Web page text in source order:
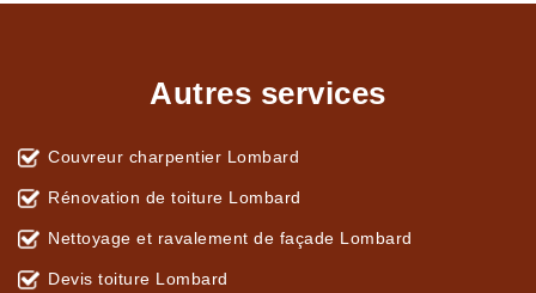
Autres services
Couvreur charpentier Lombard
Rénovation de toiture Lombard
Nettoyage et ravalement de façade Lombard
Devis toiture Lombard